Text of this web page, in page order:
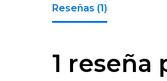
Reseñas (1)
1 reseña